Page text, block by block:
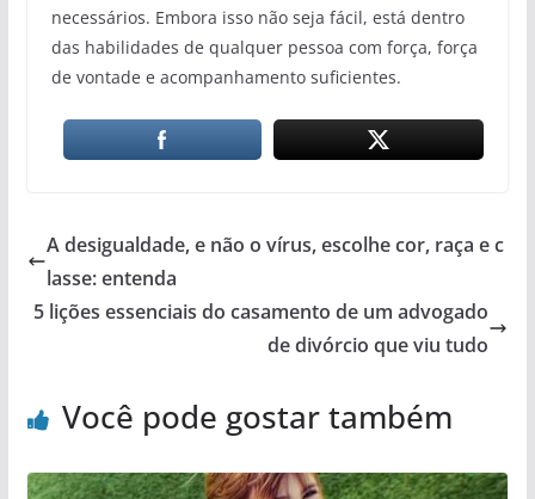
necessários. Embora isso não seja fácil, está dentro
das habilidades de qualquer pessoa com força, força
de vontade e acompanhamento suficientes.
A desigualdade, e não o vírus, escolhe cor, raça e c
lasse: entenda
5 lições essenciais do casamento de um advogado
de divórcio que viu tudo
Você pode gostar também